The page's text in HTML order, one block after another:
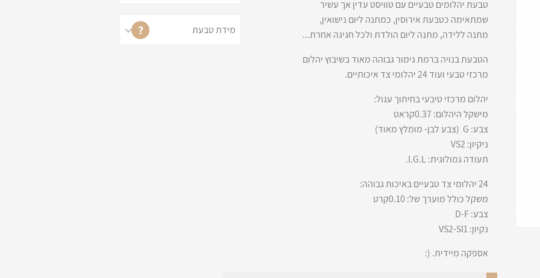
טבעת יהלומים טבעיים עם טוויסט עדין אך עשיר
שמתאימה כטבעת אירוסין, כמתנה ליום נישואין,
מתנה ללידה, מתנה ליום הולדת ולכל חגיגה אחרת...
הטבעת בנויה ברמת גימור גבוהה מאוד בשיבוץ יהלום
מרכזי טבעי ועוד 24 יהלומי צד איכותיים.
יהלום מרכזי טיבעי בחיתוך עגול:
מישקל היהלום: 0.37קראט
צבע: G (צבע לבן- מומלץ מאוד)
ניקיון: VS2
תעודה גמולוגית: I.G.L.
24 יהלומי צד טבעיים באיכות גבוהה:
משקל כולל מוערך של: 0.10קרט
צבע: D-F
נקיון: VS2-SI1
אספקה מיידית. (:
?